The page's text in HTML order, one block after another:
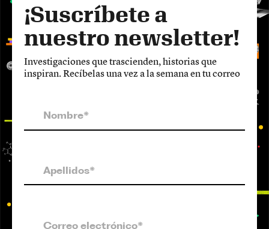
¡Suscríbete a
nuestro newsletter!
Investigaciones que trascienden, historias que
inspiran. Recíbelas una vez a la semana en tu correo